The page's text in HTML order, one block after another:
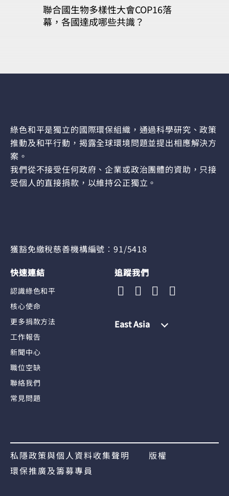
聯合國生物多樣性大會COP16落
幕，各國達成哪些共識？
綠色和平是獨立的國際環保組織，通過科學研究、政策
推動及和平行動，揭露全球環境問題並提出相應解決方
案。
我們從不接受任何政府、企業或政治團體的資助，只接
受個人的直接捐款，以維持公正獨立。
獲豁免繳稅慈善機構編號︰91/5418
快速連結
認識綠色和平
核心使命
更多捐款方法
工作報告
新聞中心
職位空缺
聯絡我們
常見問題
追蹤我們
East Asia
私隱政策與個人資料收集聲明
版權
環保推廣及籌募專員